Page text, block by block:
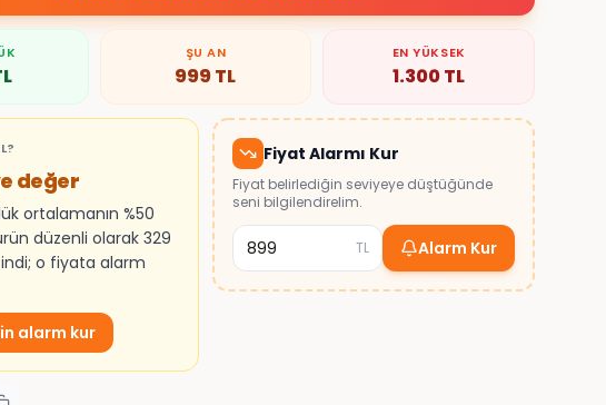
ŞU AN
999TL
EN YÜKSEK
1.300TL
değer
ortalamanın %50
düzenli olarak 329
o fiyata alarm
alarm kur
Fiyat Alarmı Kur
Fiyat belirlediğin seviyeye düştüğünde
seni bilgilendirelim.
TL Alarm Kur